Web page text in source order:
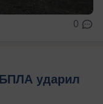
0
ударил